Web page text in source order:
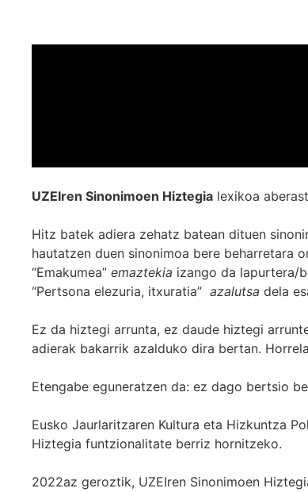
UZEIren Sinonimoen Hiztegia lexikoa
Hitz batek adiera zehatz batean dituen
hautatzen duen sinonimoa bere beharretara
“Emakumea” emaztekia izango da lapurtera/
“Pertsona elezuria, itxuratia” azalutsa dela
Ez da hiztegi arrunta, ez daude hiztegi
adierak bakarrik azalduko dira bertan.
Etengabe eguneratzen da: ez dago bertsio
Eusko Jaurlaritzaren Kultura eta Hizkuntza
Hiztegia funtzionalitate berriz hornitzeko.
2022az geroztik, UZEIren Sinonimoen